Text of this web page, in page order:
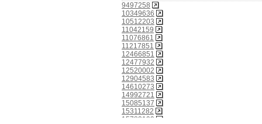
9497258
10349636
10512203
11042159
11076861
11217851
12466851
12477932
12520002
12904583
14610273
14992721
15085137
15311282
15782199